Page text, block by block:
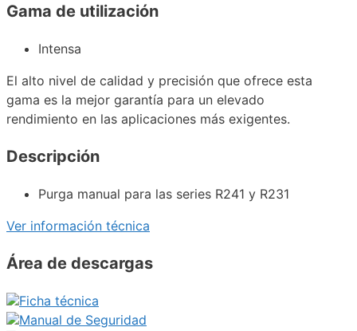
Gama de utilización
Intensa
El alto nivel de calidad y precisión que ofrece esta
gama es la mejor garantía para un elevado
rendimiento en las aplicaciones más exigentes.
Descripción
Purga manual para las series R241 y R231
Ver información técnica
Área de descargas
Ficha técnica
Manual de Seguridad